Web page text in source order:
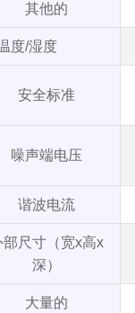
其他的
度/湿度
安全标准
噪声端电压
谐波电流
部尺寸（宽x高x
深）
大量的